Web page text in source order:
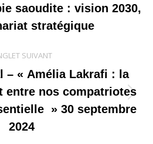
Onglet
précédent
saoudite : vision 2030,
stratégique
SUIVANT
Onglet
suivant
– « Amélia Lakrafi : la
entre nos compatriotes
» 30 septembre
2024